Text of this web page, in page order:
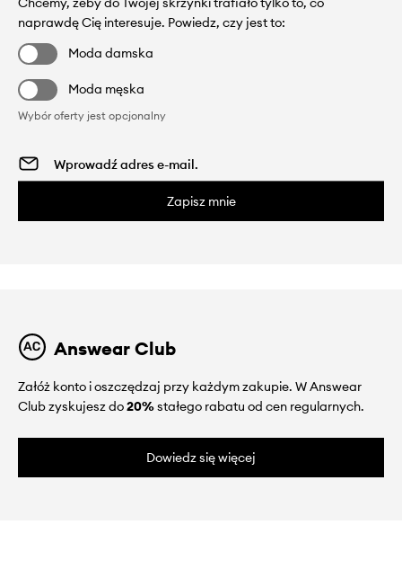
naprawdę Cię interesuje. Powiedz, czy jest to:
Moda damska
Moda męska
Wybór oferty jest opcjonalny
Zapisz mnie
Answear Club
Załóż konto i oszczędzaj przy każdym zakupie. W Answear
Club zyskujesz do20%stałego rabatu od cen regularnych.
Dowiedz się więcej